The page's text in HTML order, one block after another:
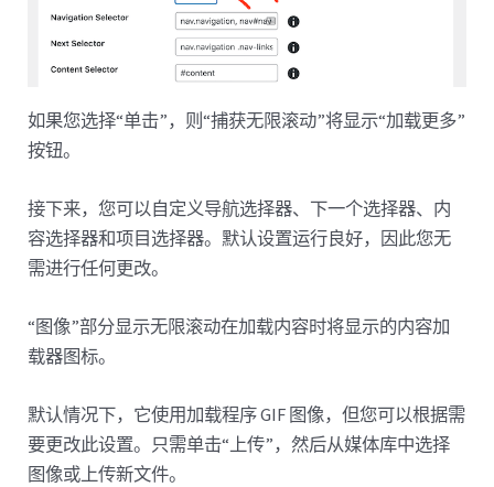
如果您选择“单击”，则“捕获无限滚动”将显示“加载更多”
按钮。
接下来，您可以自定义导航选择器、下一个选择器、内
容选择器和项目选择器。默认设置运行良好，因此您无
需进行任何更改。
“图像”部分显示无限滚动在加载内容时将显示的内容加
载器图标。
默认情况下，它使用加载程序 GIF 图像，但您可以根据需
要更改此设置。只需单击“上传”，然后从媒体库中选择
图像或上传新文件。